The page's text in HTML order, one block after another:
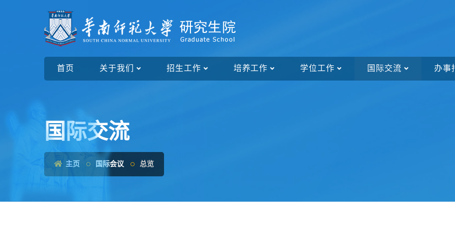
首页 关于我们 招生工作 培养工作 学位工作 国际交流 办事
国际交流
主页 国际会议 总览